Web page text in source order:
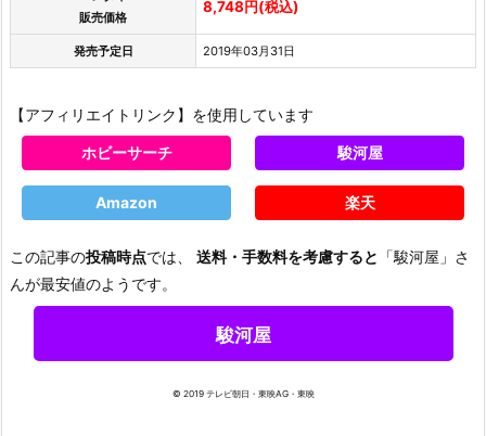
販売価格
8,748円(税込)
発売予定日 2019年03月31日
【アフィリエイトリンク】を使用しています
ホビーサーチ 駿河屋
Amazon 楽天
この記事の投稿時点では、 送料・手数料を考慮すると 「駿河屋」さ
んが最安値のようです。
駿河屋
© 2019 テレビ朝日・東映AG・東映